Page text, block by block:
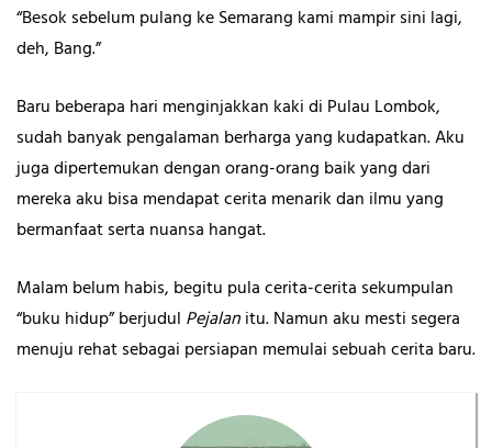
“Besok sebelum pulang ke Semarang kami mampir sini lagi,
deh, Bang.”
Baru beberapa hari menginjakkan kaki di Pulau Lombok,
sudah banyak pengalaman berharga yang kudapatkan. Aku
juga dipertemukan dengan orang-orang baik yang dari
mereka aku bisa mendapat cerita menarik dan ilmu yang
bermanfaat serta nuansa hangat.
Malam belum habis, begitu pula cerita-cerita sekumpulan
“buku hidup” berjudul Pejalanitu. Namun aku mesti segera
menuju rehat sebagai persiapan memulai sebuah cerita baru.